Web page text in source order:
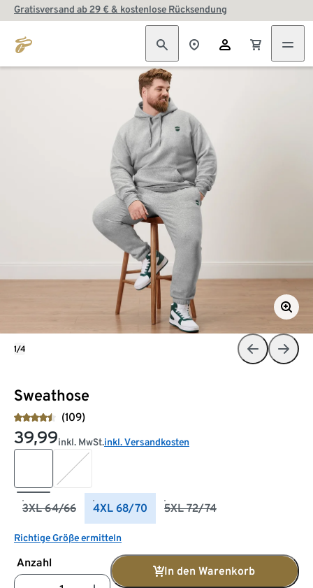
Gratisversand ab 29 € & kostenlose Rücksendung
Sweathose
(109)
39,99inkl. MwSt.inkl. Versandkosten
3XL 64/66 4XL 68/70 5XL 72/74
Richtige Größe ermitteln
Anzahl
In den Warenkorb
1/4